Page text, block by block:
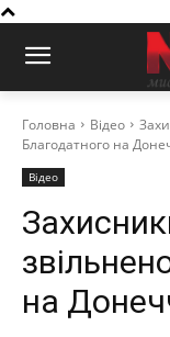
Головна Відео
Благодатного на
Відео
на